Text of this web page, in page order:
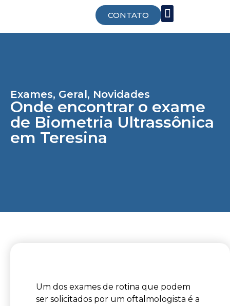
CONTATO
Exames, Geral, Novidades
Onde encontrar o exame
de Biometria Ultrassônica
em Teresina
Um dos exames de rotina que podem
ser solicitados por um oftalmologista é a